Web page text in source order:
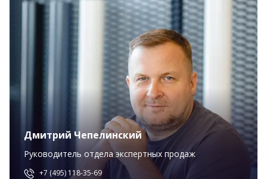
Дмитрий Чепелинский
Руководитель отдела экспертных продаж
+7 (495) 118-35-69